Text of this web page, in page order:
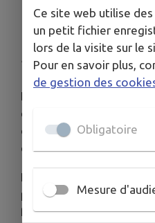
👨‍👧‍👦 ❤️
PÈRES !
Publié le dimanche 21 juin
La Ville de Piennes
des pères à tous les
qui tiennent ce rôle avec
quotidien.
Nous vous souhaitons
partage, de sourires et
famille. 💚
Ce site web utilise
un petit fichier
lors de la visite sur le
Pour en savoir plus,
de gestion des
Obligatoire
Mesure